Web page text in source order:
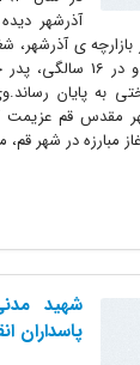
آذرشهر
ی آذرشهر،
در چهار سالگی ، مادر و
به پایان
مقدس قم عزیمت
در شهر قم،
شهید
پاسداران